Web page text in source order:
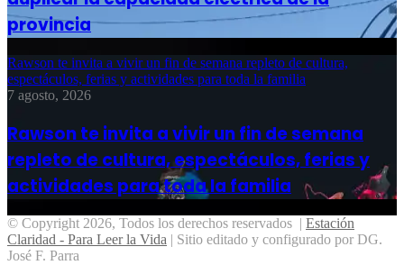
provincia
Rawson te invita a vivir un fin de semana repleto de cultura,
espectáculos, ferias y actividades para toda la familia
7 agosto, 2026
Rawson te invita a vivir un fin de semana
repleto de cultura, espectáculos, ferias y
actividades para toda la familia
© Copyright 2026, Todos los derechos reservados | Estación
Claridad - Para Leer la Vida | Sitio editado y configurado por DG.
José F. Parra